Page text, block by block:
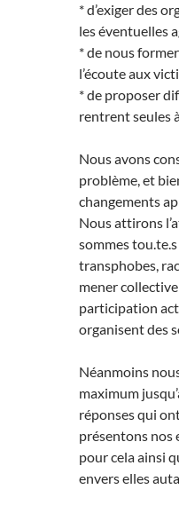
* d’exiger des
les éventuelles
* de nous
l’écoute aux
* de proposer
rentrent seules
Nous avons
problème, et
changements
Nous attirons
sommes
transphobes,
mener
participation
organisent des
Néanmoins
maximum
réponses qui
présentons nos
pour cela ainsi
envers elles